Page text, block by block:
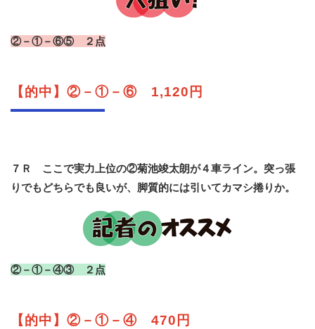
②－①－⑥⑤ ２点
【的中】②－①－⑥ 1,120円
７Ｒ ここで実力上位の②菊池竣太朗が４車ライン。突っ張
りでもどちらでも良いが、脚質的には引いてカマシ捲りか。
②－①－④③ ２点
【的中】②－①－④ 470円